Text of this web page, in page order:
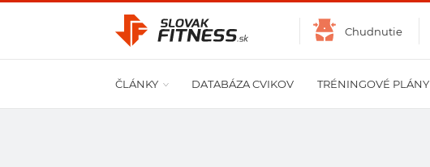
Chudnutie
ČLÁNKY DATABÁZA CVIKOV TRÉNINGOVÉ PLÁNY